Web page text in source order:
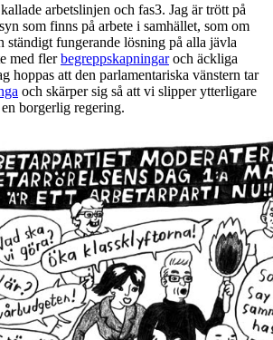
arbetslinjen och fas3. Jag är trött på
som finns på arbete i samhället, som om
ständigt fungerande lösning på alla jävla
med flerbegreppskapningaroch äckliga
hoppas att den parlamentariska vänstern tar
och skärper sig så att vi slipper ytterligare
borgerlig regering.